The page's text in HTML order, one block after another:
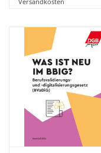
BETRIEBSRATSWAHL 2026
ARBEITSZEIT